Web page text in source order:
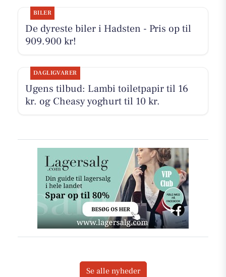
BILER
De dyreste biler i Hadsten - Pris op til
909.900 kr!
DAGLIGVARER
Ugens tilbud: Lambi toiletpapir til 16
kr. og Cheasy yoghurt til 10 kr.
Se alle nyheder